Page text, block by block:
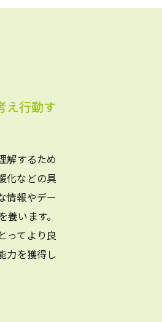
え行動す
解するため
化などの具
情報やデー
います。
ってより良
力を獲得し